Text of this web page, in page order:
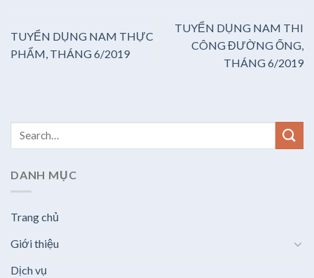
TUYỂN DỤNG NAM THỰC
PHẨM, THÁNG 6/2019
TUYỂN DỤNG NAM THI
CÔNG ĐƯỜNG ỐNG,
THÁNG 6/2019
DANH MỤC
Trang chủ
Giới thiệu
Dịch vụ